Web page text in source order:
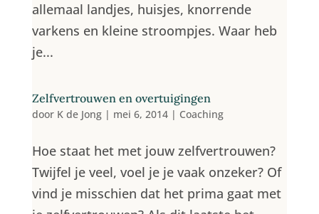
allemaal landjes, huisjes, knorrende
varkens en kleine stroompjes. Waar heb
je...
Zelfvertrouwen en overtuigingen
door K de Jong| mei 6, 2014| Coaching
Hoe staat het met jouw zelfvertrouwen?
Twijfel je veel, voel je je vaak onzeker? Of
vind je misschien dat het prima gaat met